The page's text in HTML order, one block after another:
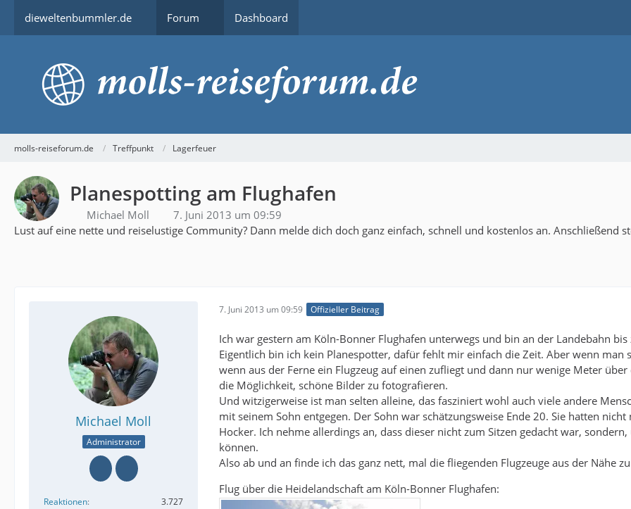
dieweltenbummler.de Forum Dashboard
molls-reiseforum.de Treffpunkt Lagerfeuer
Planespotting am Flughafen
Michael Moll
7. Juni 2013 um 09:59
Lust auf eine nette und reiselustige Community? Dann melde dich doch ganz einfach, schnell und kostenlos an. Anschließend
Michael Moll
Administrator
Reaktionen
3.727
7. Juni 2013 um 09:59 Offizieller Beitrag
Ich war gestern am Köln-Bonner Flughafen unterwegs und bin an der Landebahn bis
Eigentlich bin ich kein Planespotter, dafür fehlt mir einfach die Zeit. Aber wenn man
wenn aus der Ferne ein Flugzeug auf einen zufliegt und dann nur wenige Meter
die Möglichkeit, schöne Bilder zu fotografieren.
Und witzigerweise ist man selten alleine, das fasziniert wohl auch viele andere
mit seinem Sohn entgegen. Der Sohn war schätzungsweise Ende 20. Sie hatten
Hocker. Ich nehme allerdings an, dass dieser nicht zum Sitzen gedacht war,
können.
Also ab und an finde ich das ganz nett, mal die fliegenden Flugzeuge aus der Nähe
Flug über die Heidelandschaft am Köln-Bonner Flughafen: